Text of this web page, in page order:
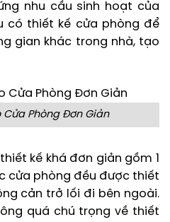
nhu cầu sinh hoạt của
có thiết kế cửa phòng để
gian khác trong nhà, tạo
Cửa Phòng Đơn Giản
kế khá đơn giản gồm 1
cửa phòng đều được thiết
cản trở lối đi bên ngoài.
quá chú trọng về thiết